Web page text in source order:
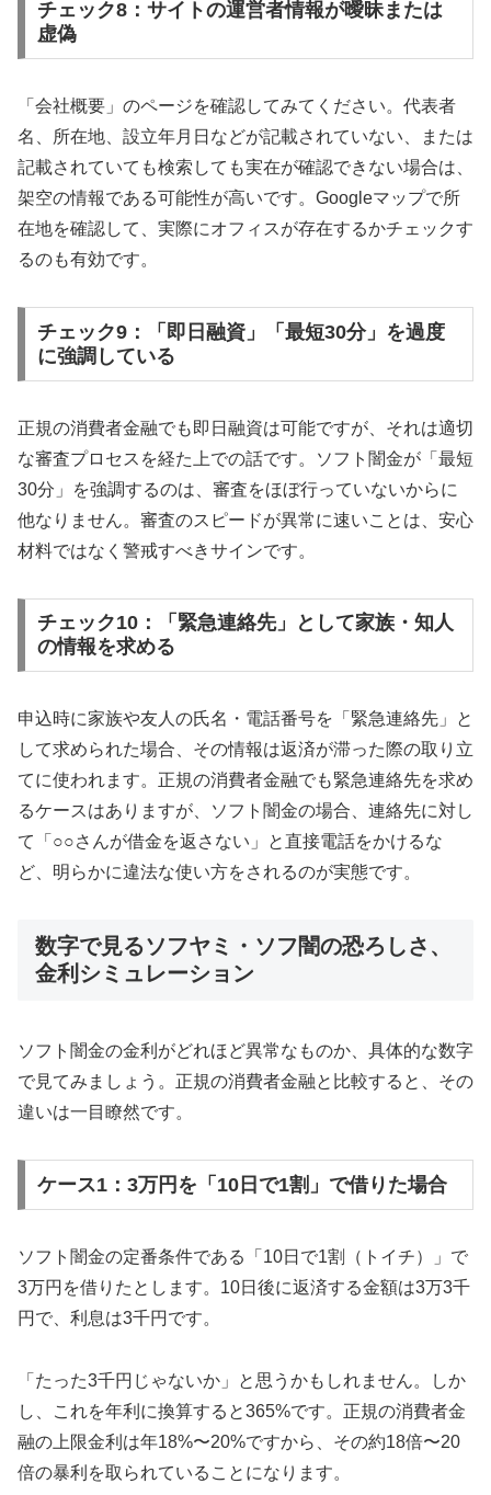
チェック8：サイトの運営者情報が曖昧または
虚偽
「会社概要」のページを確認してみてください。代表者
名、所在地、設立年月日などが記載されていない、または
記載されていても検索しても実在が確認できない場合は、
架空の情報である可能性が高いです。Googleマップで所
在地を確認して、実際にオフィスが存在するかチェックす
るのも有効です。
チェック9：「即日融資」「最短30分」を過度
に強調している
正規の消費者金融でも即日融資は可能ですが、それは適切
な審査プロセスを経た上での話です。ソフト闇金が「最短
30分」を強調するのは、審査をほぼ行っていないからに
他なりません。審査のスピードが異常に速いことは、安心
材料ではなく警戒すべきサインです。
チェック10：「緊急連絡先」として家族・知人
の情報を求める
申込時に家族や友人の氏名・電話番号を「緊急連絡先」と
して求められた場合、その情報は返済が滞った際の取り立
てに使われます。正規の消費者金融でも緊急連絡先を求め
るケースはありますが、ソフト闇金の場合、連絡先に対し
て「○○さんが借金を返さない」と直接電話をかけるな
ど、明らかに違法な使い方をされるのが実態です。
数字で見るソフヤミ・ソフ闇の恐ろしさ、
金利シミュレーション
ソフト闇金の金利がどれほど異常なものか、具体的な数字
で見てみましょう。正規の消費者金融と比較すると、その
違いは一目瞭然です。
ケース1：3万円を「10日で1割」で借りた場合
ソフト闇金の定番条件である「10日で1割（トイチ）」で
3万円を借りたとします。10日後に返済する金額は3万3千
円で、利息は3千円です。
「たった3千円じゃないか」と思うかもしれません。しか
し、これを年利に換算すると365%です。正規の消費者金
融の上限金利は年18%〜20%ですから、その約18倍〜20
倍の暴利を取られていることになります。